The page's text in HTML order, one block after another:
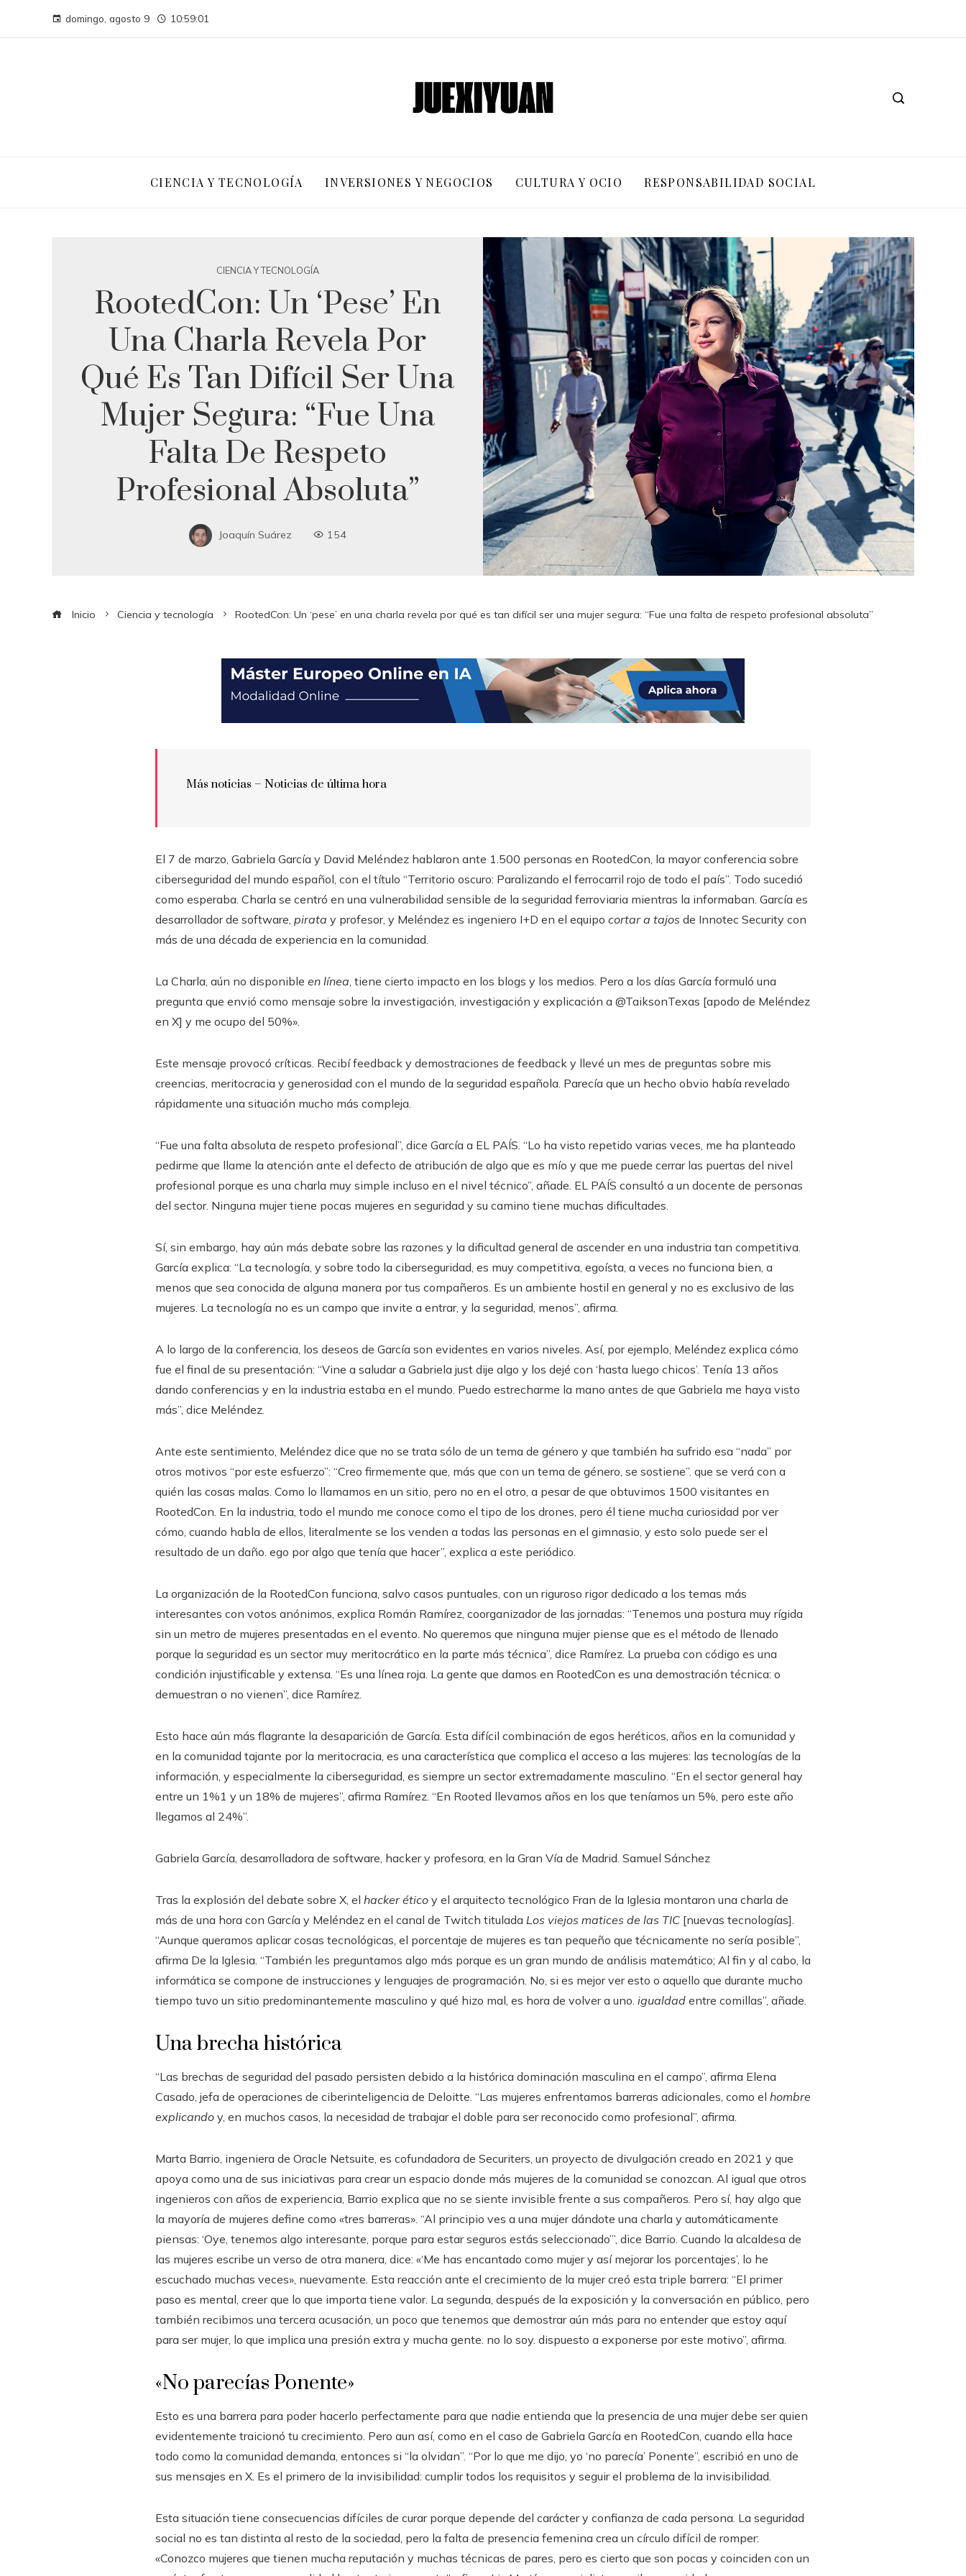
domingo, agosto 9 10:59:02
CIENCIA Y TECNOLOGÍA INVERSIONES Y NEGOCIOS CULTURA Y OCIO RESPONSABILIDAD SOCIAL
CIENCIA Y TECNOLOGÍA
RootedCon: Un ‘pese’ En
Una Charla Revela Por
Qué Es Tan Difícil Ser Una
Mujer Segura: “Fue Una
Falta De Respeto
Profesional Absoluta”
Joaquín Suárez 154
Inicio Ciencia y tecnología RootedCon: Un ‘pese’ en una charla revela por qué es tan difícil ser una mujer segura: “Fue una falta de respeto profesional absoluta”
Más noticias – Noticias de última hora
El 7 de marzo, Gabriela García y David Meléndez hablaron ante 1.500 personas en RootedCon, la mayor conferencia sobre
ciberseguridad del mundo español, con el título “Territorio oscuro: Paralizando el ferrocarril rojo de todo el país”. Todo sucedió
como esperaba. Charla se centró en una vulnerabilidad sensible de la seguridad ferroviaria mientras la informaban. García es
desarrollador de software, pirata y profesor, y Meléndez es ingeniero I+D en el equipo cortar a tajos de Innotec Security con
más de una década de experiencia en la comunidad.
La Charla, aún no disponible en línea, tiene cierto impacto en los blogs y los medios. Pero a los días García formuló una
pregunta que envió como mensaje sobre la investigación, investigación y explicación a @TaiksonTexas [apodo de Meléndez
en X] y me ocupo del 50%».
Este mensaje provocó críticas. Recibí feedback y demostraciones de feedback y llevé un mes de preguntas sobre mis
creencias, meritocracia y generosidad con el mundo de la seguridad española. Parecía que un hecho obvio había revelado
rápidamente una situación mucho más compleja.
“Fue una falta absoluta de respeto profesional”, dice García a EL PAÍS. “Lo ha visto repetido varias veces, me ha planteado
pedirme que llame la atención ante el defecto de atribución de algo que es mío y que me puede cerrar las puertas del nivel
profesional porque es una charla muy simple incluso en el nivel técnico”, añade. EL PAÍS consultó a un docente de personas
del sector. Ninguna mujer tiene pocas mujeres en seguridad y su camino tiene muchas dificultades.
Sí, sin embargo, hay aún más debate sobre las razones y la dificultad general de ascender en una industria tan competitiva.
García explica: “La tecnología, y sobre todo la ciberseguridad, es muy competitiva, egoísta, a veces no funciona bien, a
menos que sea conocida de alguna manera por tus compañeros. Es un ambiente hostil en general y no es exclusivo de las
mujeres. La tecnología no es un campo que invite a entrar, y la seguridad, menos”, afirma.
A lo largo de la conferencia, los deseos de García son evidentes en varios niveles. Así, por ejemplo, Meléndez explica cómo
fue el final de su presentación: “Vine a saludar a Gabriela just dije algo y los dejé con ‘hasta luego chicos’. Tenía 13 años
dando conferencias y en la industria estaba en el mundo. Puedo estrecharme la mano antes de que Gabriela me haya visto
más”, dice Meléndez.
Ante este sentimiento, Meléndez dice que no se trata sólo de un tema de género y que también ha sufrido esa “nada” por
otros motivos “por este esfuerzo”: “Creo firmemente que, más que con un tema de género, se sostiene”. que se verá con a
quién las cosas malas. Como lo llamamos en un sitio, pero no en el otro, a pesar de que obtuvimos 1500 visitantes en
RootedCon. En la industria, todo el mundo me conoce como el tipo de los drones, pero él tiene mucha curiosidad por ver
cómo, cuando habla de ellos, literalmente se los venden a todas las personas en el gimnasio, y esto solo puede ser el
resultado de un daño. ego por algo que tenía que hacer”, explica a este periódico.
La organización de la RootedCon funciona, salvo casos puntuales, con un riguroso rigor dedicado a los temas más
interesantes con votos anónimos, explica Román Ramírez, coorganizador de las jornadas: “Tenemos una postura muy rígida
sin un metro de mujeres presentadas en el evento. No queremos que ninguna mujer piense que es el método de llenado
porque la seguridad es un sector muy meritocrático en la parte más técnica”, dice Ramírez. La prueba con código es una
condición injustificable y extensa. “Es una línea roja. La gente que damos en RootedCon es una demostración técnica: o
demuestran o no vienen”, dice Ramírez.
Esto hace aún más flagrante la desaparición de García. Esta difícil combinación de egos heréticos, años en la comunidad y
en la comunidad tajante por la meritocracia, es una característica que complica el acceso a las mujeres: las tecnologías de la
información, y especialmente la ciberseguridad, es siempre un sector extremadamente masculino. “En el sector general hay
entre un 1%1 y un 18% de mujeres”, afirma Ramírez. “En Rooted llevamos años en los que teníamos un 5%, pero este año
llegamos al 24%”.
Gabriela García, desarrolladora de software, hacker y profesora, en la Gran Vía de Madrid. Samuel Sánchez
Tras la explosión del debate sobre X, el hacker ético y el arquitecto tecnológico Fran de la Iglesia montaron una charla de
más de una hora con García y Meléndez en el canal de Twitch titulada Los viejos matices de las TIC [nuevas tecnologías].
“Aunque queramos aplicar cosas tecnológicas, el porcentaje de mujeres es tan pequeño que técnicamente no sería posible”,
afirma De la Iglesia. “También les preguntamos algo más porque es un gran mundo de análisis matemático; Al fin y al cabo, la
informática se compone de instrucciones y lenguajes de programación. No, si es mejor ver esto o aquello que durante mucho
tiempo tuvo un sitio predominantemente masculino y qué hizo mal, es hora de volver a uno. igualdad entre comillas”, añade.
Una brecha histórica
“Las brechas de seguridad del pasado persisten debido a la histórica dominación masculina en el campo”, afirma Elena
Casado, jefa de operaciones de ciberinteligencia de Deloitte. “Las mujeres enfrentamos barreras adicionales, como el hombre
explicando y, en muchos casos, la necesidad de trabajar el doble para ser reconocido como profesional”, afirma.
Marta Barrio, ingeniera de Oracle Netsuite, es cofundadora de Securiters, un proyecto de divulgación creado en 2021 y que
apoya como una de sus iniciativas para crear un espacio donde más mujeres de la comunidad se conozcan. Al igual que otros
ingenieros con años de experiencia, Barrio explica que no se siente invisible frente a sus compañeros. Pero sí, hay algo que
la mayoría de mujeres define como «tres barreras». “Al principio ves a una mujer dándote una charla y automáticamente
piensas: ‘Oye, tenemos algo interesante, porque para estar seguros estás seleccionado’”, dice Barrio. Cuando la alcaldesa de
las mujeres escribe un verso de otra manera, dice: «‘Me has encantado como mujer y así mejorar los porcentajes’, lo he
escuchado muchas veces», nuevamente. Esta reacción ante el crecimiento de la mujer creó esta triple barrera: “El primer
paso es mental, creer que lo que importa tiene valor. La segunda, después de la exposición y la conversación en público, pero
también recibimos una tercera acusación, un poco que tenemos que demostrar aún más para no entender que estoy aquí
para ser mujer, lo que implica una presión extra y mucha gente. no lo soy. dispuesto a exponerse por este motivo”, afirma.
«No parecías Ponente»
Esto es una barrera para poder hacerlo perfectamente para que nadie entienda que la presencia de una mujer debe ser quien
evidentemente traicionó tu crecimiento. Pero aun así, como en el caso de Gabriela García en RootedCon, cuando ella hace
todo como la comunidad demanda, entonces si “la olvidan”. “Por lo que me dijo, yo ‘no parecía’ Ponente”, escribió en uno de
sus mensajes en X. Es el primero de la invisibilidad: cumplir todos los requisitos y seguir el problema de la invisibilidad.
Esta situación tiene consecuencias difíciles de curar porque depende del carácter y confianza de cada persona. La seguridad
social no es tan distinta al resto de la sociedad, pero la falta de presencia femenina crea un círculo difícil de romper:
«Conozco mujeres que tienen mucha reputación y muchas técnicas de pares, pero es cierto que son pocas y coinciden con un